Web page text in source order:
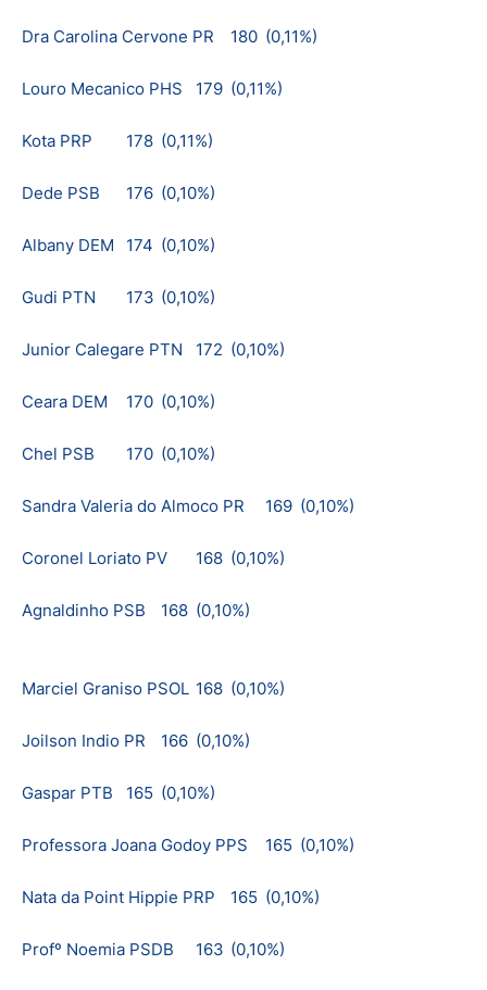
Dra Carolina Cervone PR 180 (0,11%)
Louro Mecanico PHS 179 (0,11%)
Kota PRP 178 (0,11%)
Dede PSB 176 (0,10%)
Albany DEM 174 (0,10%)
Gudi PTN 173 (0,10%)
Junior Calegare PTN 172 (0,10%)
Ceara DEM 170 (0,10%)
Chel PSB 170 (0,10%)
Sandra Valeria do Almoco PR 169 (0,10%)
Coronel Loriato PV 168 (0,10%)
Agnaldinho PSB 168 (0,10%)
Marciel Graniso PSOL 168 (0,10%)
Joilson Indio PR 166 (0,10%)
Gaspar PTB 165 (0,10%)
Professora Joana Godoy PPS 165 (0,10%)
Nata da Point Hippie PRP 165 (0,10%)
Profº Noemia PSDB 163 (0,10%)